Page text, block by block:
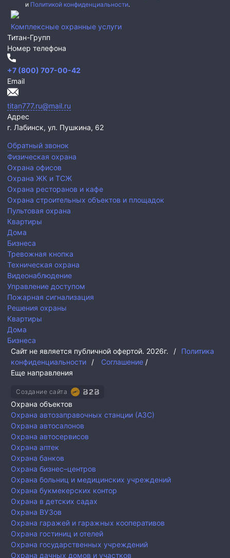
и Политикой конфиденциальности.
Комплексные охранные услуги
Титан-Групп
Номер телефона
+7 (800) 707-00-42
Email
titan777.ru@mail.ru
Адрес
г. Лабинск, ул. Пушкина, 62
Обратный звонок
Физическая охрана
Охрана офисов
Охрана ЖК и ТСЖ
Охрана ресторанов и кафе
Охрана строительных объектов и площадок
Пультовая охрана
Квартиры
Дома
Бизнеса
Тревожная кнопка
Техническая охрана
Видеонаблюдение
Управление доступом
Пожарная сигнализация
Решения охраны
Квартиры
Дома
Бизнеса
Сайт не является публичной офертой. 2026г. /
Политика
конфиденциальности
/ Соглашение /
Еще направления
Создание сайта
Охрана объектов
Охрана автозаправочных станции (АЗС)
Охрана автосалонов
Охрана автосервисов
Охрана аптек
Охрана банков
Охрана бизнес–центров
Охрана больниц и медицинских учреждений
Охрана букмекерских контор
Охрана в детских садах
Охрана ВУЗов
Охрана гаражей и гаражных кооперативов
Охрана гостиниц и отелей
Охрана государственных учреждений
Охрана дачных домов и участков